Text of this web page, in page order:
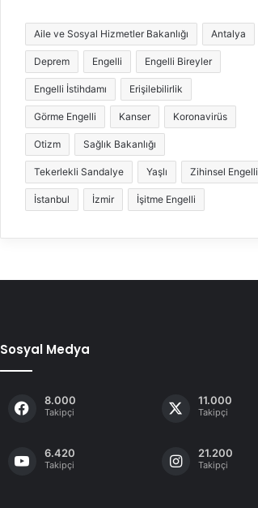
Aile ve Sosyal Hizmetler Bakanlığı Antalya
Deprem Engelli Engelli Bireyler
Engelli İstihdamı Erişilebilirlik
Görme Engelli Kanser Koronavirüs
Otizm Sağlık Bakanlığı
Tekerlekli Sandalye Yaşlı Zihinsel Engelli
İstanbul İzmir İşitme Engelli
Sosyal Medya
8.000
Takipçi
11.000
Takipçi
6.420
Takipçi
21.200
Takipçi